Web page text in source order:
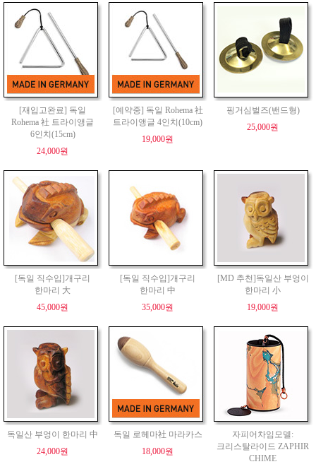
[재입고완료] 독일
Rohema 社 트라이앵글
6인치(15cm)
24,000원
[예약중] 독일 Rohema 社
트라이앵글 4인치(10cm)
19,000원
핑거심벌즈(밴드형)
25,000원
[독일 직수입]개구리
한마리 大
45,000원
[독일 직수입]개구리
한마리 中
35,000원
[MD 추천]독일산 부엉이
한마리 小
19,000원
독일산 부엉이 한마리 中
24,000원
독일 로헤마社 마라카스
18,000원
자피어차임모델:
크리스탈라이드 ZAPHIR
CHIME